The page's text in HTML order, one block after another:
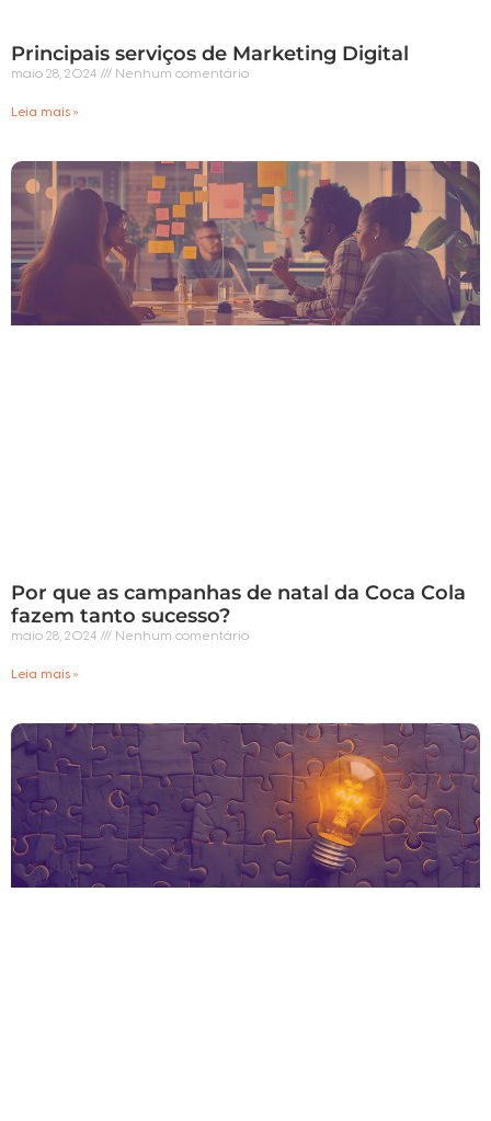
Principais serviços de Marketing Digital
maio 28, 2024 Nenhum comentário
Leia mais »
Por que as campanhas de natal da Coca Cola
fazem tanto sucesso?
maio 28, 2024 Nenhum comentário
Leia mais »